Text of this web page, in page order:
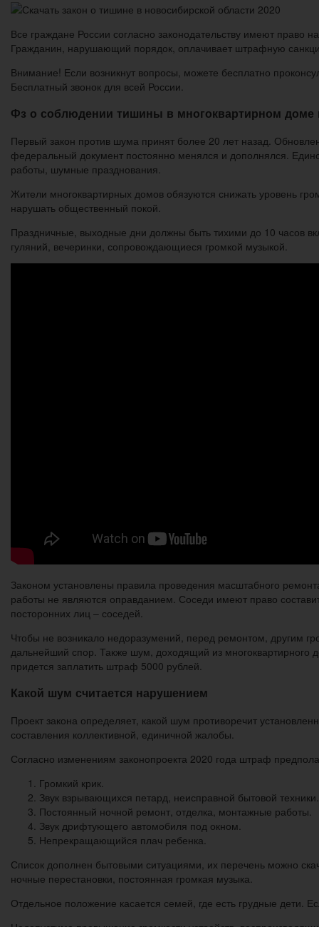
Все граждане России согласно законодательству имеют
Гражданин, нарушающий порядок, оплачивает штрафную
Внимание! Если возникнут вопросы, можете бесплатно
Бесплатный звонок для всей России.
Фз о соблюдении тишины в многоквартирном доме
Первый закон против шума принят более 20 лет назад.
федеральный документ постоянно менялся и дополнялся.
работы, шумные празднования.
Жители многоквартирных домов обязуются снижать уровень
нарушать общественный покой.
Праздничные, выходные дни должны быть тихими до 10 часов
гуляний, вечеринки, сопровождающиеся громкой музыкой.
Законом установлены правила проведения масштабного
работы не являются оправданием. Соседи имеют право
посторонних лиц – соседей.
Чтобы не возникало недоразумений, перед ремонтом, другим
дальнейший спор. Также шум, доходящий из
придется заплатить штраф 5000 рублей.
Какой шум считается нарушением
Проект закона определяет, какой шум противоречит
составления коллективной, единичной жалобы.
Согласно изменениям законопроекта 2020 года штраф
Громкий крик.
Звук взрывающихся петард, неисправной бытовой техники.
Постоянный ночной ремонт, отделка, монтажные работы.
Звук дрифтующего автомобиля под окном.
Непрекращающийся плач ребенка.
Список дополнен бытовыми ситуациями, их перечень можно
ночные перестановки, постоянная громкая музыка.
Отдельное положение касается семей, где есть грудные дети.